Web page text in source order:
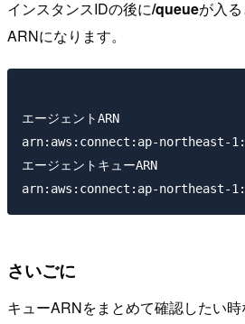
インスタンスIDの後に/queueが入
ARNになります。
エージェントARN
arn:aws:connect:ap-northeast-
エージェントキューARN
さいごに
キューARNをまとめて確認したい